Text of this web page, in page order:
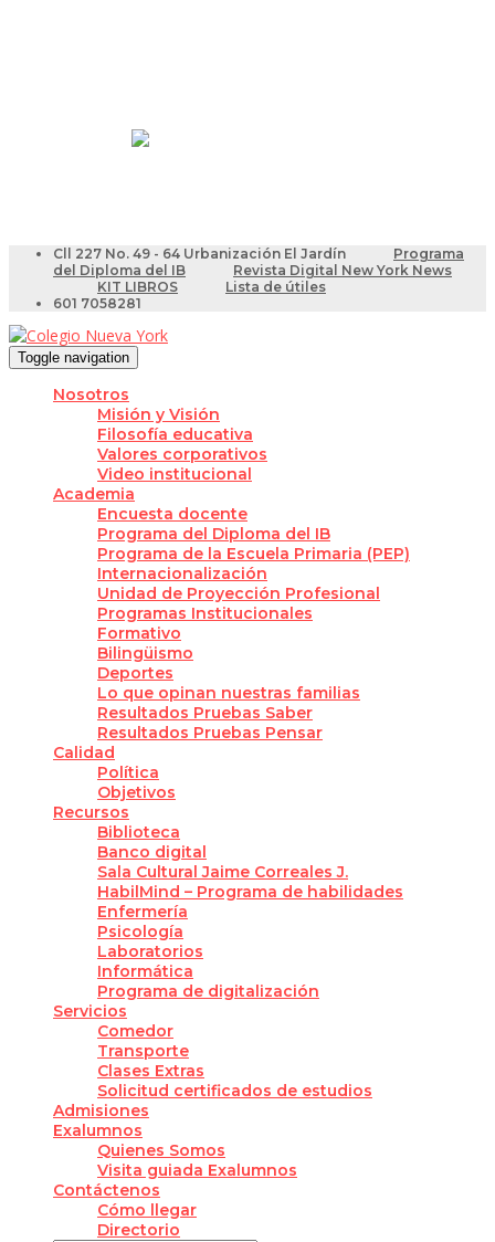
Cll 227 No. 49 - 64 Urbanización El Jardín
Programa
del Diploma del IB
Revista Digital New York News
KIT LIBROS
Lista de útiles
601 7058281
Toggle navigation
Nosotros
Misión y Visión
Filosofía educativa
Valores corporativos
Video institucional
Academia
Encuesta docente
Programa del Diploma del IB
Programa de la Escuela Primaria (PEP)
Internacionalización
Unidad de Proyección Profesional
Programas Institucionales
Formativo
Bilingüismo
Deportes
Lo que opinan nuestras familias
Resultados Pruebas Saber
Resultados Pruebas Pensar
Calidad
Política
Objetivos
Recursos
Biblioteca
Banco digital
Sala Cultural Jaime Correales J.
HabilMind – Programa de habilidades
Enfermería
Psicología
Laboratorios
Informática
Programa de digitalización
Servicios
Comedor
Transporte
Clases Extras
Solicitud certificados de estudios
Admisiones
Exalumnos
Quienes Somos
Visita guiada Exalumnos
Contáctenos
Cómo llegar
Directorio